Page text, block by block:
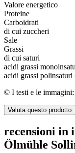
Valore energetico
Proteine
Carboidrati
di cui zuccheri
Sale
Grassi
di cui saturi
acidi grassi
acidi grassi
© I testi e le
Valuta questo prodotto
recensioni in
Ölmühle